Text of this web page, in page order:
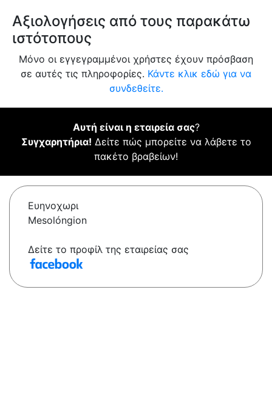
Αξιολογήσεις από τους παρακάτω
ιστότοπους
Μόνο οι εγγεγραμμένοι χρήστες έχουν πρόσβαση
σε αυτές τις πληροφορίες. Κάντε κλικ εδώ για να
συνδεθείτε.
Αυτή είναι η εταιρεία σας?
Συγχαρητήρια! Δείτε πώς μπορείτε να λάβετε το
πακέτο βραβείων!
Ευηνοχωρι
Mesolóngion
Δείτε το προφίλ της εταιρείας σας